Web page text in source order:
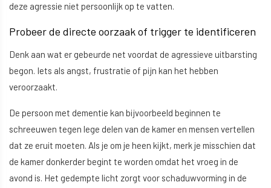
deze agressie niet persoonlijk op te vatten.
Probeer de directe oorzaak of trigger te identificeren
Denk aan wat er gebeurde net voordat de agressieve uitbarsting
begon. Iets als angst, frustratie of pijn kan het hebben
veroorzaakt.
De persoon met dementie kan bijvoorbeeld beginnen te
schreeuwen tegen lege delen van de kamer en mensen vertellen
dat ze eruit moeten. Als je om je heen kijkt, merk je misschien dat
de kamer donkerder begint te worden omdat het vroeg in de
avond is. Het gedempte licht zorgt voor schaduwvorming in de